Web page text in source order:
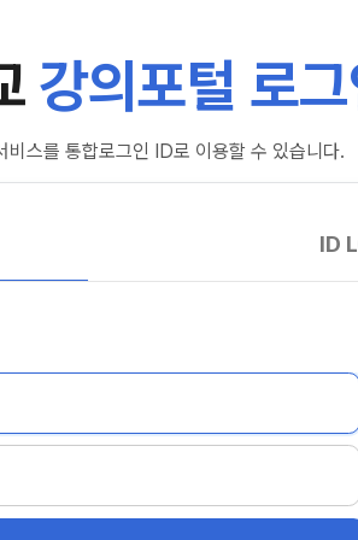
강의포털 로
비스를 통합로그인 ID로 이용할 수 있습니다.
ID